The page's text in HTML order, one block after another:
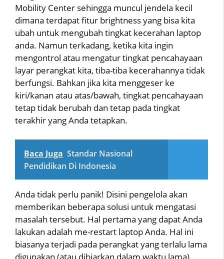
Mobility Center sehingga muncul jendela kecil
dimana terdapat fitur brightness yang bisa kita
ubah untuk mengubah tingkat kecerahan laptop
anda. Namun terkadang, ketika kita ingin
mengontrol atau mengatur tingkat pencahayaan
layar perangkat kita, tiba-tiba kecerahannya tidak
berfungsi. Bahkan jika kita menggeser ke
kiri/kanan atau atas/bawah, tingkat pencahayaan
tetap tidak berubah dan tetap pada tingkat
terakhir yang Anda tetapkan.
Baca Juga Standar Nasional
Pendidikan Di Indonesia
Anda tidak perlu panik! Disini pengelola akan
memberikan beberapa solusi untuk mengatasi
masalah tersebut. Hal pertama yang dapat Anda
lakukan adalah me-restart laptop Anda. Hal ini
biasanya terjadi pada perangkat yang terlalu lama
digunakan (atau dibiarkan dalam waktu lama)